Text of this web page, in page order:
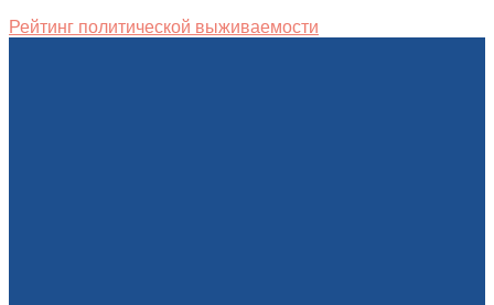
Рейтинг политической выживаемости